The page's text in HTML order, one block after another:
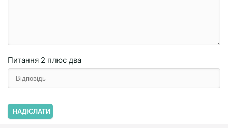
Питання 2 плюc двa
НАДІСЛАТИ